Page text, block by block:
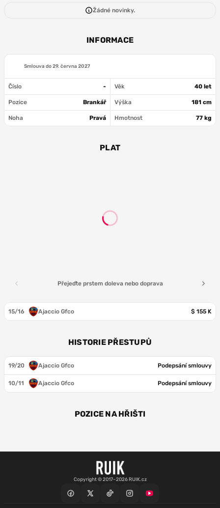
Žádné novinky.
INFORMACE
Smlouva do29. června 2027
Číslo - Věk 40 let
Pozice Brankář Výška 181 cm
Noha Pravá Hmotnost 77 kg
PLAT
Přejeďte prstem doleva nebo doprava
15/16 Ajaccio Gfco $ 155 K
HISTORIE PŘESTUPŮ
19/20 Ajaccio Gfco Podepsání smlouvy
10/11 Ajaccio Gfco Podepsání smlouvy
POZICE NA HŘIŠTI
Copyright © 2017–2026 RUIK.cz